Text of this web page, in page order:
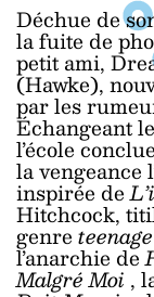
Déchue de
la fuite de
petit ami,
(Hawke),
par les
Échangeant
l’école
la vengeance
inspirée de
Hitchcock,
genreteenage
l’anarchie de
Malgré Moi ,